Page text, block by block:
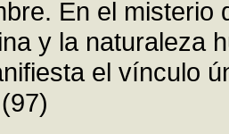
En el misterio
y la naturaleza
el vínculo